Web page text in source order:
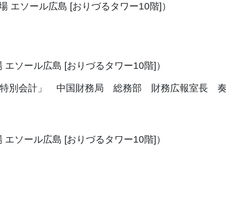
エソール広島 [おりづるタワー10階]）
ソール広島 [おりづるタワー10階]）
特別会計」 中国財務局 総務部 財務広報室長
ソール広島 [おりづるタワー10階]）